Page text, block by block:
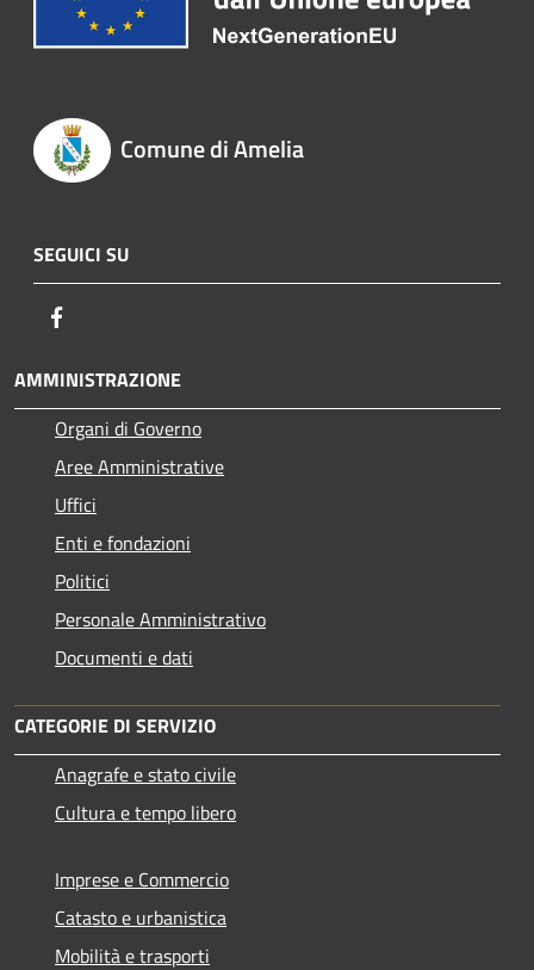
Comune di Amelia
SEGUICI SU
AMMINISTRAZIONE
Organi di Governo
Aree Amministrative
Uffici
Enti e fondazioni
Politici
Personale Amministrativo
Documenti e dati
CATEGORIE DI SERVIZIO
Anagrafe e stato civile
Cultura e tempo libero
Imprese e Commercio
Catasto e urbanistica
Mobilità e trasporti